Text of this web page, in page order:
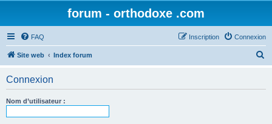
forum - orthodoxe .com
FAQ Connexion
Inscription
Site web Index forum
Connexion
Nom d’utilisateur :